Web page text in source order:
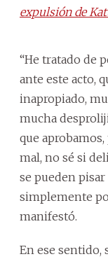
expulsión de
“He tratado de
ante este acto,
inapropiado,
mucha
que
mal, no sé si
se pueden
simplemente
manifestó.
En ese sentido,